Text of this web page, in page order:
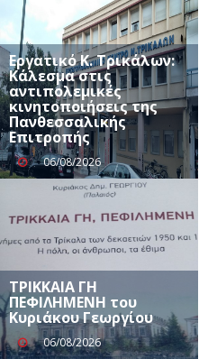
Εργατικό Κ. Τρικάλων:
Κάλεσμα στις
αντιπολεμικές
κινητοποιήσεις της
Πανθεσσαλικής
Επιτροπής
06/08/2026
ΤΡΙΚΚΑΙΑ ΓΗ
ΠΕΦΙΛΗΜΕΝΗ του
Κυριάκου Γεωργίου
06/08/2026